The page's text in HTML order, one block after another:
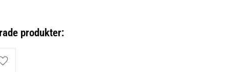
produkter:
Lägg till i favoriter